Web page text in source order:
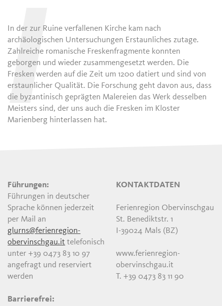
I
In der zur Ruine verfallenen Kirche kam nach
archäologischen Untersuchungen Erstaunliches zutage.
Zahlreiche romanische Freskenfragmente konnten
geborgen und wieder zusammengesetzt werden. Die
Fresken werden auf die Zeit um 1200 datiert und sind von
erstaunlicher Qualität. Die Forschung geht davon aus, dass
die byzantinisch geprägten Malereien das Werk desselben
Meisters sind, der uns auch die Fresken im Kloster
Marienberg hinterlassen hat.
Führungen:
Führungen in deutscher
Sprache können jederzeit
per Mail an
glurns@ferienregion-
obervinschgau.it telefonisch
unter +39 0473 83 10 97
angefragt und reserviert
werden
Barrierefrei:
KONTAKTDATEN
Ferienregion Obervinschgau
St. Benediktstr. 1
I-39024 Mals (BZ)
www.ferienregion-
obervinschgau.it
T. +39 0473 83 11 90